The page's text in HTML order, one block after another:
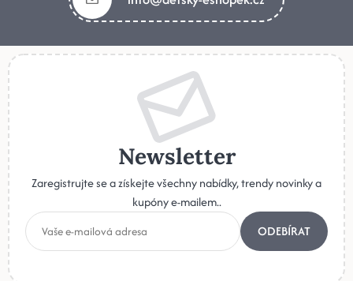
Newsletter
Zaregistrujte se a získejte všechny nabídky, trendy novinky a
kupóny e-mailem..
ODEBÍRAT